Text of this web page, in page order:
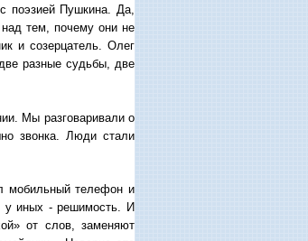
поэзией Пушкина. Да,
тем, почему они не
и созерцатель. Олег
разные судьбы, две
Мы разговаривали о
звонка. Люди стали
мобильный телефон и
у иных - решимость. И
от слов, заменяют